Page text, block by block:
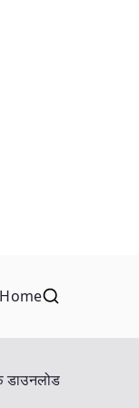
Home
डाउनलोड